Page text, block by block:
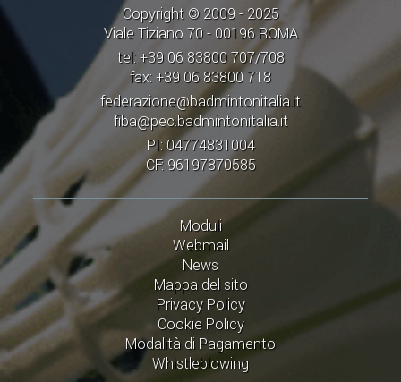
Copyright © 2009 - 2025
Viale Tiziano 70 - 00196 ROMA
tel: +39 06 83800 707/708
fax: +39 06 83800 718
federazione@badmintonitalia.it
fiba@pec.badmintonitalia.it
PI: 04774831004
CF: 96197870585
Moduli
Webmail
News
Mappa del sito
Privacy Policy
Cookie Policy
Modalità di Pagamento
Whistleblowing